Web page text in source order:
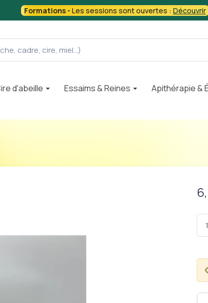
Formations - Les sessions sont ouvertes : Découvrir
d'abeille Essaims & Reines Apithérapie &